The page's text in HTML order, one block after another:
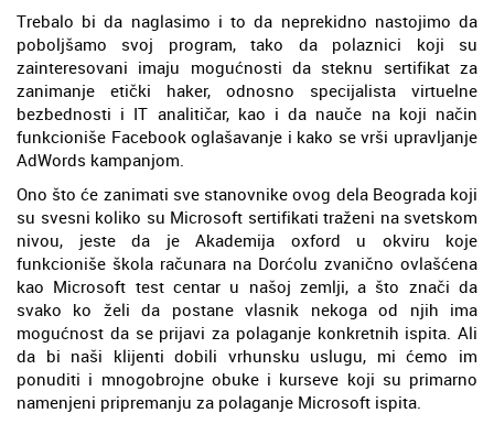
Trebalo bi da naglasimo i to da neprekidno nastojimo da
poboljšamo svoj program, tako da polaznici koji su
zainteresovani imaju mogućnosti da steknu sertifikat za
zanimanje etički haker, odnosno specijalista virtuelne
bezbednosti i IT analitičar, kao i da nauče na koji način
funkcioniše Facebook oglašavanje i kako se vrši upravljanje
AdWords kampanjom.
Ono što će zanimati sve stanovnike ovog dela Beograda koji
su svesni koliko su Microsoft sertifikati traženi na svetskom
nivou, jeste da je Akademija oxford u okviru koje
funkcioniše škola računara na Dorćolu zvanično ovlašćena
kao Microsoft test centar u našoj zemlji, a što znači da
svako ko želi da postane vlasnik nekoga od njih ima
mogućnost da se prijavi za polaganje konkretnih ispita. Ali
da bi naši klijenti dobili vrhunsku uslugu, mi ćemo im
ponuditi i mnogobrojne obuke i kurseve koji su primarno
namenjeni pripremanju za polaganje Microsoft ispita.